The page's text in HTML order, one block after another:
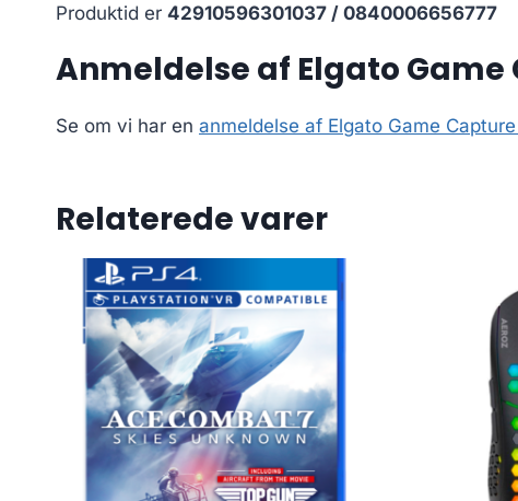
Produktid er 42910596301037 / 0840006656777
Anmeldelse af Elgato
Se om vi har en anmeldelse af Elgato Game
Relaterede varer